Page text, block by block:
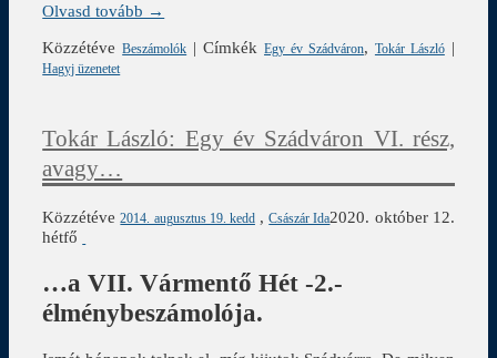
Olvasd tovább →
Közzétéve Beszámolók |Címkék Egy év Szádváron, Tokár László|
Hagyj üzenetet
Tokár László: Egy év Szádváron VI. rész,
avagy…
Közzétéve2014. augusztus 19. kedd ,Császár Ida2020. október 12.
hétfő
…a VII. Vármentő Hét -2.-
élménybeszámolója.